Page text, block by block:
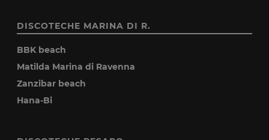
DISCOTECHE MARINA DI R.
BBK beach
Matilda Marina di Ravenna
Zanzibar beach
Hana-Bi